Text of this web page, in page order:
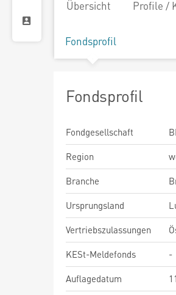
Übersicht Profile /
Fondsprofil
Fondsprofil
Fondgesellschaft
Region
Branche
Ursprungsland
Vertriebszulassungen
KESt-Meldefonds
-
Auflagedatum